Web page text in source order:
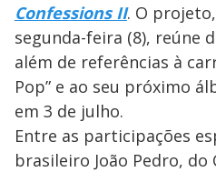
Confessions II. O
segunda-feira (8), reúne
além de referências à
Pop” e ao seu próximo
em 3 de julho.
Entre as participações
brasileiro João Pedro, do